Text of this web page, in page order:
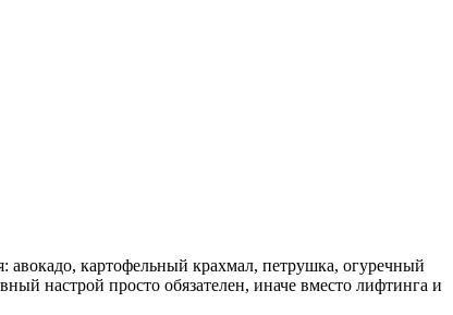
авокадо, картофельный крахмал, петрушка, огуречный
настрой просто обязателен, иначе вместо лифтинга и